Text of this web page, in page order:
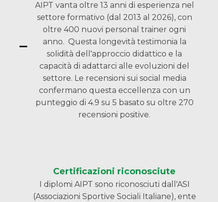
AIPT vanta oltre 13 anni di esperienza nel
settore formativo (dal 2013 al 2026), con
oltre 400 nuovi personal trainer ogni
anno. Questa longevità testimonia la
solidità dell'approccio didattico e la
capacità di adattarci alle evoluzioni del
settore. Le recensioni sui social media
confermano questa eccellenza con un
punteggio di 4.9 su 5 basato su oltre 270
recensioni positive.
Certificazioni riconosciute
I diplomi AIPT sono riconosciuti dall'ASI
(Associazioni Sportive Sociali Italiane), ente